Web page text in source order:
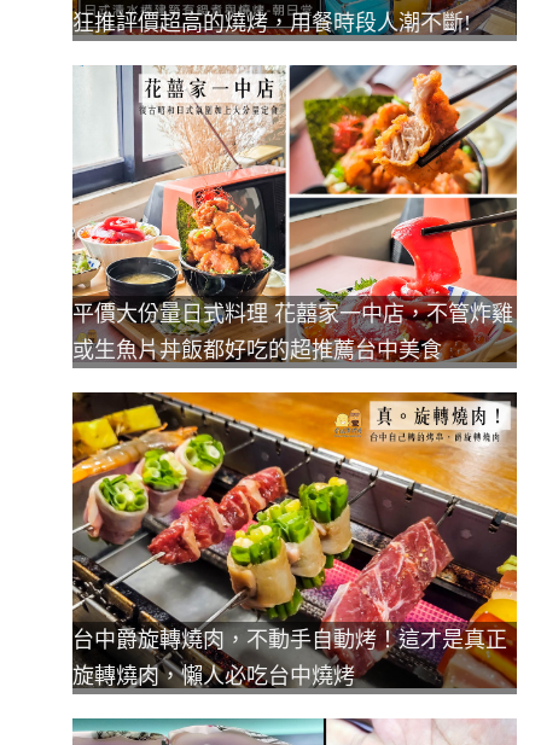
狂推評價超高的燒烤，用餐時段人潮不斷!
平價大份量日式料理 花囍家一中店，不管炸雞
或生魚片丼飯都好吃的超推薦台中美食
台中爵旋轉燒肉，不動手自動烤！這才是真正
旋轉燒肉，懶人必吃台中燒烤